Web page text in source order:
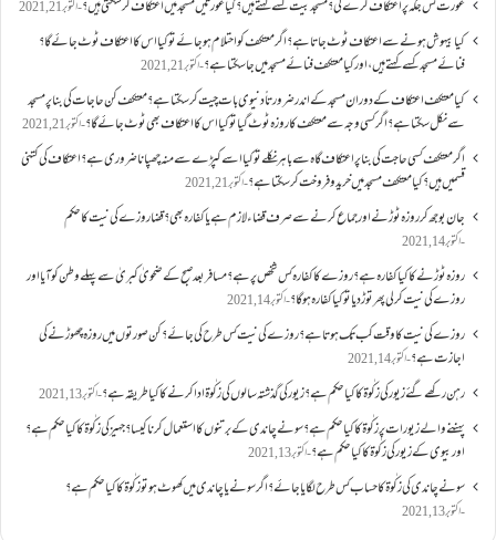
عورت کس جگہ پر اعتکاف کرے گی؟مسجد بیت کسے کہتے ہیں؟کیا عورتیں مسجد میں اعتکاف کر سکتی ہیں؟ اکتوبر 21, 2021
کیا بیہوش ہونے سے اعتکاف ٹوٹ جاتا ہے؟ اگر معتکف کو احتلام ہو جائے تو کیا اس کا اعتکاف ٹوٹ جائے گا؟
فنائے مسجد کسے کہتے ہیں ، اور کیا معتکف فنائے مسجد میں جا سکتا ہے؟ اکتوبر 21, 2021
کیا معتکف اعتکاف کے دوران مسجد کے اندر ضرورتاً دنیوی بات چیت کر سکتا ہے؟معتکف کن حاجات کی بنا پر مسجد
سے نکل سکتا ہے؟ اگر کسی وجہ سے معتکف کا روزہ ٹوٹ گیا تو کیا اس کا اعتکاف بھی ٹوٹ جائے گا؟ اکتوبر 21, 2021
اگر معتکف کسی حاجت کی بنا پر اعتکاف گاہ سے باہر نکلے تو کیا اسے کپڑے سے منہ چھپانا ضروری ہے؟اعتکاف کی کتنی
قسمیں ہیں؟کیا معتکف مسجد میں خرید و فروخت کر سکتا ہے؟ اکتوبر 21, 2021
جان بوجھ کر روزہ ٹوڑنے اور جماع کرنے سے صرف قضاء لازم ہے یا کفارہ بھی؟ قضا روزے کی نیت کا حکم
اکتوبر 14, 2021
روزہ ٹوڑنے کا کیا کفارہ ہے؟روزے کا کفارہ کس شخص پر ہے؟ مسافر بعد صبح کے ضحویٰ کبریٰ سے پہلے وطن کو آیا اور
روزے کی نیت کر لی پھر توڑ دیا تو کیا کفارہ ہو گا؟ اکتوبر 14, 2021
روزے کی نیت کا وقت کب تک ہوتا ہے؟ روزے کی نیت کس طرح کی جائے؟ کن صورتوں میں روزہ چھوڑنے کی
اجازت ہے؟ اکتوبر 14, 2021
رہن رکھے گئے زیور کی زکٰوۃ کا کیا حکم ہے؟زیور کی گذشتہ سالوں کی زکٰوۃ ادا کرنے کا کیا طریقہ ہے؟ اکتوبر 13, 2021
پہننے والے زیورات پر زکٰوۃ کا کیا حکم ہے؟ سونے چاندی کے برتنوں کا استعمال کرنا کیسا؟ جہیز کی زکٰوۃ کا کیا حکم ہے؟
اور بیوی کے زیور کی زکٰوۃ کا کیا حکم ہے؟ اکتوبر 13, 2021
سونے چاندی کی زکٰوۃ کا حساب کس طرح لگایا جائے؟ اگر سونے یا چاندی میں کھوٹ ہو تو زکٰوۃ کا کیا حکم ہے؟
اکتوبر 13, 2021